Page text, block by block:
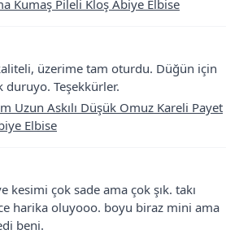
Kumaş Pileli Kloş Abiye Elbise
üzerime tam oturdu. Düğün için
duruyo. Teşekkürler.
Uzun Askılı Düşük Omuz Kareli Payet
Elbise
kesimi çok sade ama çok şık. takı
harika oluyooo. boyu biraz mini ama
beni.